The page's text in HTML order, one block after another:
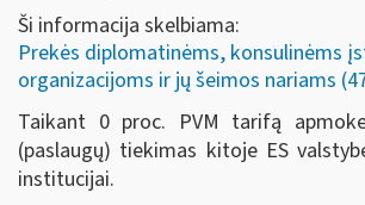
Ši informacija skelbiama:
Prekės diplomatinėms, konsulinėms
organizacijoms ir jų šeimos nariams
Taikant 0 proc. PVM tarifą
(paslaugų) tiekimas kitoje ES
institucijai.